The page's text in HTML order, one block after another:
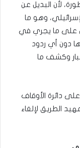
لأن البديل عن
وهو ما
على ما يجري في
دون أي ردود
وكشف ما
دائرة الأوقاف
الطريق لإلغاء